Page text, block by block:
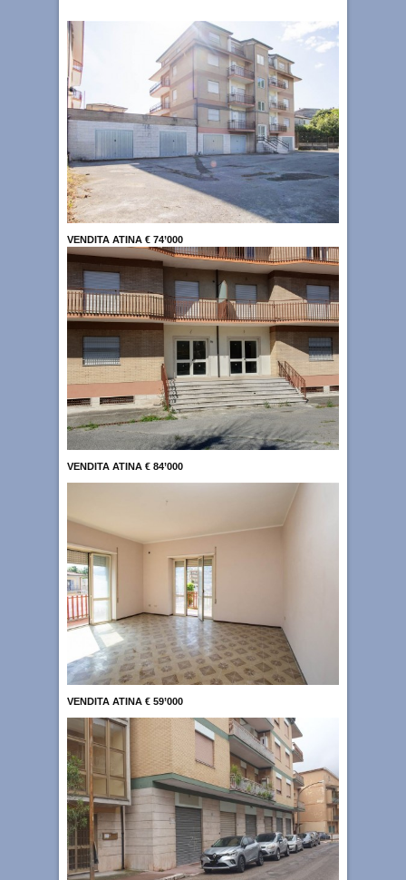
VENDITA ATINA € 74’000
VENDITA ATINA € 84’000
VENDITA ATINA € 59’000